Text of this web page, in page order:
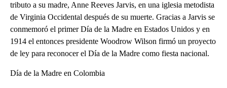
tributo a su madre, Anne Reeves Jarvis, en una iglesia metodista
de Virginia Occidental después de su muerte. Gracias a Jarvis se
conmemoró el primer Día de la Madre en Estados Unidos y en
1914 el entonces presidente Woodrow Wilson firmó un proyecto
de ley para reconocer el Día de la Madre como fiesta nacional.
Día de la Madre en Colombia